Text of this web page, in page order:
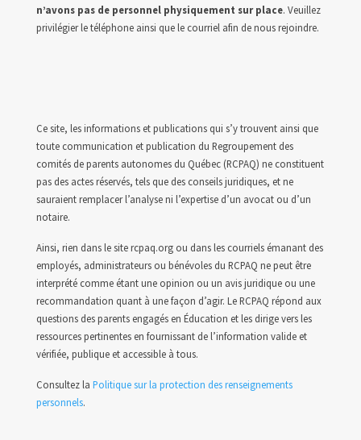
n’avons pas de personnel physiquement sur place. Veuillez
privilégier le téléphone ainsi que le courriel afin de nous rejoindre.
Ce site, les informations et publications qui s’y trouvent ainsi que
toute communication et publication du Regroupement des
comités de parents autonomes du Québec (RCPAQ) ne constituent
pas des actes réservés, tels que des conseils juridiques, et ne
sauraient remplacer l’analyse ni l’expertise d’un avocat ou d’un
notaire.
Ainsi, rien dans le site rcpaq.org ou dans les courriels émanant des
employés, administrateurs ou bénévoles du RCPAQ ne peut être
interprété comme étant une opinion ou un avis juridique ou une
recommandation quant à une façon d’agir. Le RCPAQ répond aux
questions des parents engagés en Éducation et les dirige vers les
ressources pertinentes en fournissant de l’information valide et
vérifiée, publique et accessible à tous.
Consultez la Politique sur la protection des renseignements
personnels.